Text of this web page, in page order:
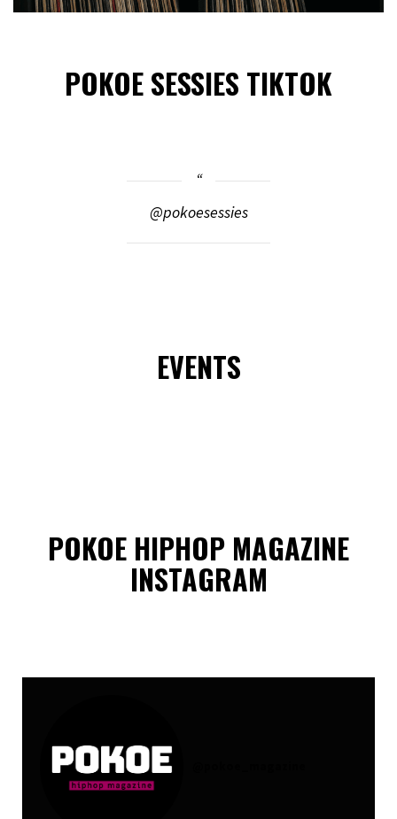
POKOE SESSIES TIKTOK
@pokoesessies
EVENTS
POKOE HIPHOP MAGAZINE
INSTAGRAM